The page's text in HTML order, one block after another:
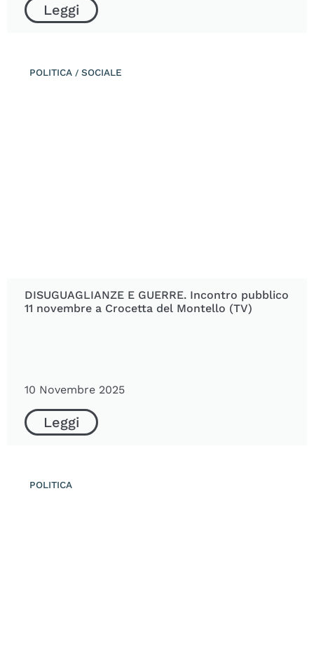
Leggi
DISUGUAGLIANZE E GUERRE. Incontro pubblico
11 novembre a Crocetta del Montello (TV)
10 Novembre 2025
Leggi
POLITICA / SOCIALE
POLITICA